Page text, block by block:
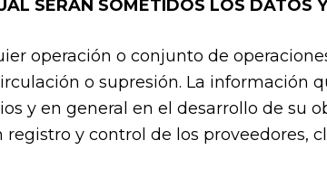
SERÁN SOMETIDOS LOS DATOS
operación o conjunto de
o supresión. La información
y en general en el desarrollo de su
y control de los proveedores,